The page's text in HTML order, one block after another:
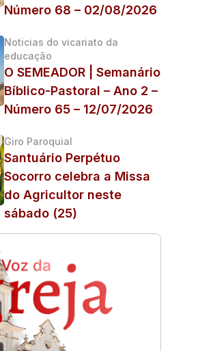
Número 68 – 02/08/2026
Noticias do vicariato da
educação
O SEMEADOR | Semanário
Bíblico-Pastoral – Ano 2 –
Número 65 – 12/07/2026
Giro Paroquial
Santuário Perpétuo
Socorro celebra a Missa
do Agricultor neste
sábado (25)